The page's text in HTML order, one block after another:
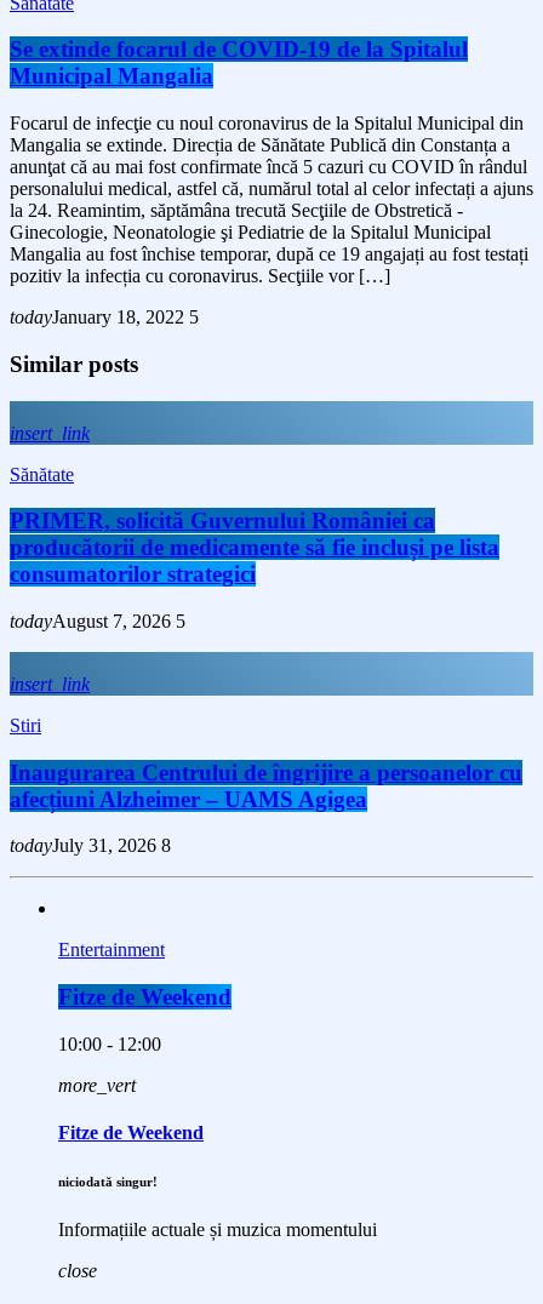
Se extinde focarul de COVID-19 de la Spitalul
Municipal Mangalia
Focarul de infecţie cu noul coronavirus de la Spitalul Municipal din
Mangalia se extinde. Direcția de Sănătate Publică din Constanța a
anunţat că au mai fost confirmate încă 5 cazuri cu COVID în rândul
personalului medical, astfel că, numărul total al celor infectați a ajuns
la 24. Reamintim, săptămâna trecută Secţiile de Obstretică -
Ginecologie, Neonatologie şi Pediatrie de la Spitalul Municipal
Mangalia au fost închise temporar, după ce 19 angajați au fost testați
pozitiv la infecția cu coronavirus. Secţiile vor […]
todayJanuary 18, 2022 5
Similar posts
insert_link
Sănătate
PRIMER, solicită Guvernului României ca
producătorii de medicamente să fie incluși pe lista
consumatorilor strategici
todayAugust 7, 2026 5
insert_link
Stiri
Inaugurarea Centrului de îngrijire a persoanelor cu
afecțiuni Alzheimer – UAMS Agigea
todayJuly 31, 2026 8
Entertainment
Fitze de Weekend
10:00 - 12:00
more_vert
Fitze de Weekend
niciodată singur!
Informațiile actuale și muzica momentului
close